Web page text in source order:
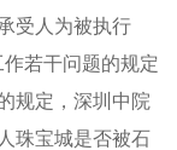
受人为被执行
若干问题的规定
规定，深圳中院
珠宝城是否被石